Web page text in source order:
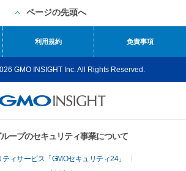
ページの先頭へ
利用規約 免責事項
GMO INSIGHT Inc. All Rights Reserved.
ープのセキュリティ事業について
ィサービス「GMOセキュリティ24」